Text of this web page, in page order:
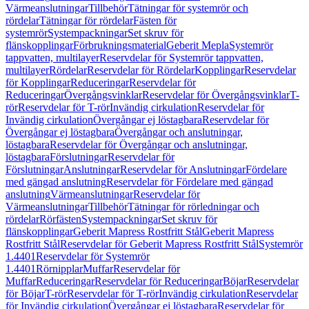
VärmeanslutningarTillbehörTätningar för systemrör och
rördelarTätningar för rördelarFästen för
systemrörSystempackningarSet skruv för
flänskopplingarFörbrukningsmaterialGeberit MeplaSystemrör
tappvatten, multilayerReservdelar för Systemrör tappvatten,
multilayerRördelarReservdelar för RördelarKopplingarReservdelar
för KopplingarReduceringarReservdelar för
ReduceringarÖvergångsvinklarReservdelar för ÖvergångsvinklarT-
rörReservdelar för T-rörInvändig cirkulationReservdelar för
Invändig cirkulationÖvergångar ej löstagbaraReservdelar för
Övergångar ej löstagbaraÖvergångar och anslutningar,
löstagbaraReservdelar för Övergångar och anslutningar,
löstagbaraFörslutningarReservdelar för
FörslutningarAnslutningarReservdelar för AnslutningarFördelare
med gängad anslutningReservdelar för Fördelare med gängad
anslutningVärmeanslutningarReservdelar för
VärmeanslutningarTillbehörTätningar för rörledningar och
rördelarRörfästenSystempackningarSet skruv för
flänskopplingarGeberit Mapress Rostfritt StålGeberit Mapress
Rostfritt StålReservdelar för Geberit Mapress Rostfritt StålSystemrör
1.4401Reservdelar för Systemrör
1.4401RörnipplarMuffarReservdelar för
MuffarReduceringarReservdelar för ReduceringarBöjarReservdelar
för BöjarT-rörReservdelar för T-rörInvändig cirkulationReservdelar
för Invändig cirkulationÖvergångar ej löstagbaraReservdelar för